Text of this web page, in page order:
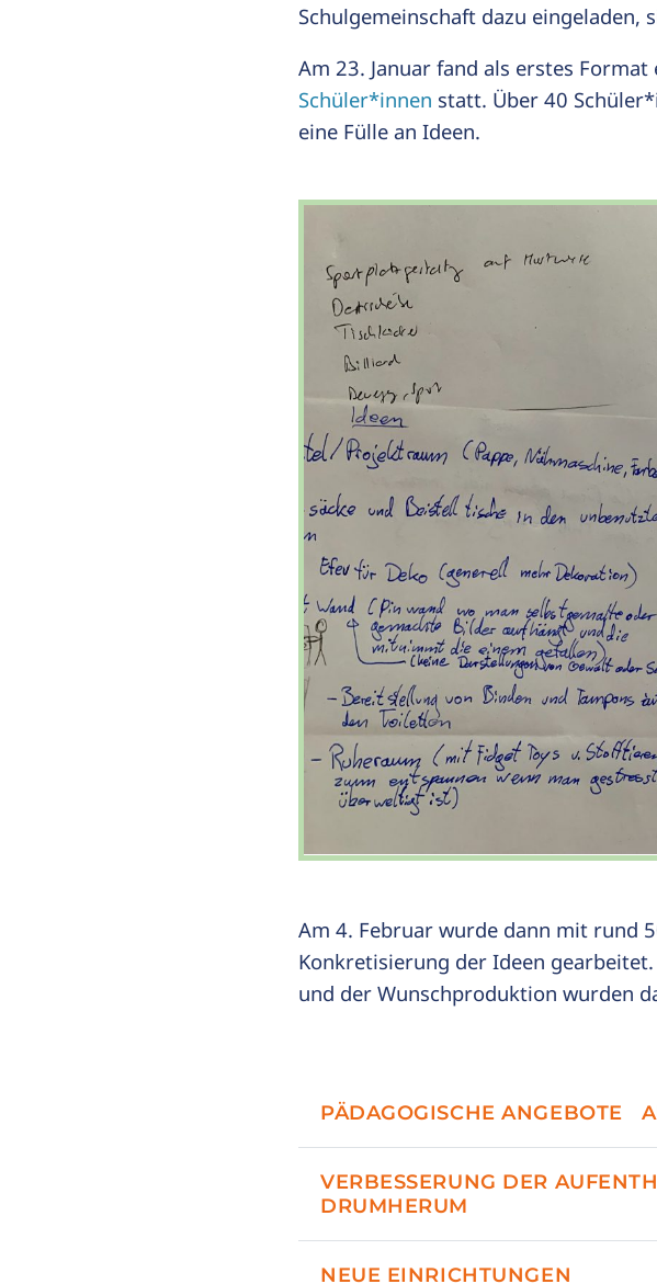
Schulgemeinschaft dazu eingeladen,
Am 23. Januar fand als erstes Format
Schüler*innen statt. Über 40
eine Fülle an Ideen.
Am 4. Februar wurde dann mit rund
Konkretisierung der Ideen
und der Wunschproduktion wurden
PÄDAGOGISCHE ANGEBOTE
VERBESSERUNG DER
DRUMHERUM
NEUE EINRICHTUNGEN